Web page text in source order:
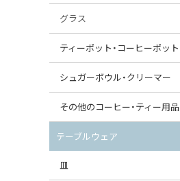
グラス
ティーポット・コーヒーポット
ティーポット
コーヒーポット
シュガーボウル・クリーマー
シュガーボウル
クリーマー
その他のコーヒー・ティー用品
ポットウォーマー
ピッチャー
テーブルウェア
皿